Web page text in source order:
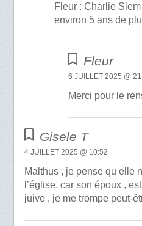
Fleur : Charlie
environ 5 ans de
Fleur
6 JUILLET 2025 @
Merci pour le
Gisele T
4 JUILLET 2025 @ 10:52
Malthus , je pense qu elle
l’église, car son époux ,
juive , je me trompe peut-